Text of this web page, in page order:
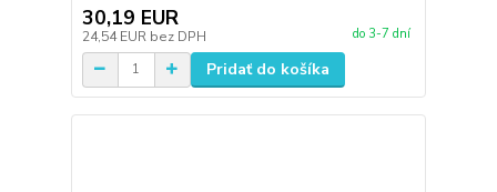
30,19 EUR
24,54 EUR bez DPH do 3-7 dní
Pridať do košíka